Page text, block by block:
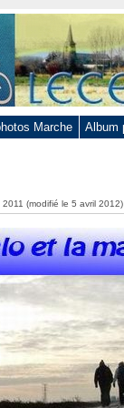
Marche Album
(modifié le 5 avril 2012)